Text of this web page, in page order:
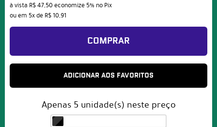
à vista R$ 47,50 economize 5% no Pix
ou em 5xde R$ 10,91
COMPRAR
ADICIONAR AOS FAVORITOS
Apenas 5 unidade(s) neste preço